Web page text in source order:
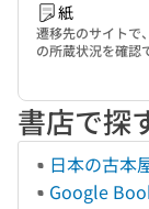
紙
遷移先のサイトで
の所蔵状況を確認
書店で探
日本の古本
Google